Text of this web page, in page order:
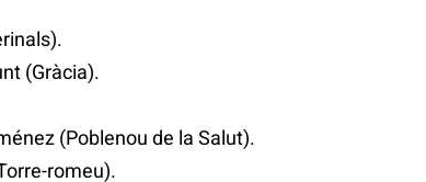
(Gràcia).
(Poblenou de la Salut).
romeu).